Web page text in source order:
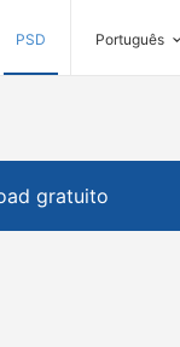
PSD Português
gratuito